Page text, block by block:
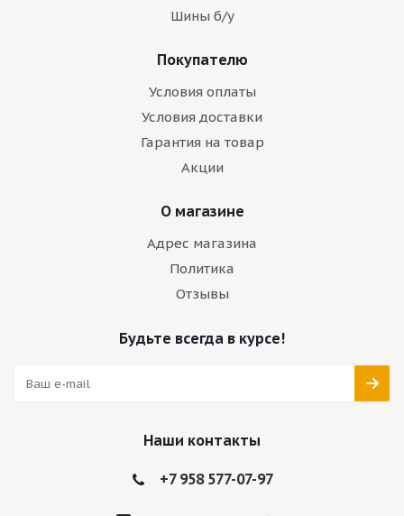
Шины б/у
Покупателю
Условия оплаты
Условия доставки
Гарантия на товар
Акции
О магазине
Адрес магазина
Политика
Отзывы
Будьте всегда в курсе!
Наши контакты
+7 958 577-07-97